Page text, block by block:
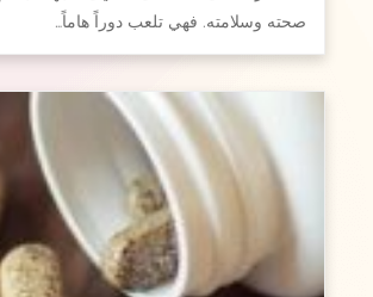
صحته وسلامته. فهي تلعب دوراً هاماً…